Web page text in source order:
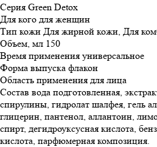
Серия Green Detox
Для кого для женщин
Тип кожи Для жирной кожи, Для
Объем, мл 150
Время применения универсальное
Форма выпуска флакон
Область применения для лица
Состав вода подготовленная,
спирулины, гидролат шалфея, гель
глицерин, пантенол, аллантоин,
спирт, дегидроуксусная кислота,
кислота, парфюмерная композиция.